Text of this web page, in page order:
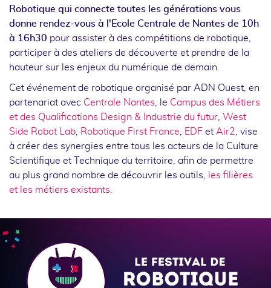
Robotique qui connecte toutes les générations vous
donne rendez-vous à l'Ecole Centrale de Nantes de 10h
à 16h30 pour assister à des compétitions de robotique,
participer à des ateliers de découverte et prendre de la
hauteur sur les enjeux du numérique de demain.
Cet événement de robotique organisé par ADN Ouest, en
partenariat avec Centrale Nantes , le Campus des Métiers
et des Qualifications Design & Industrie du futur West
Side Robot Lab
Robotique First France EDF et Air2
, vise
à créer des synergies entre tous les acteurs de la Culture
Scientifique et Technique du territoire, afin de permettre
au plus grand nombre de découvrir les outils,
les filières
et les métiers existants.